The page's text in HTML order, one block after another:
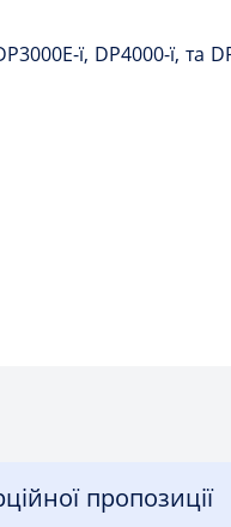
ї, DP4000-ї, та
пропозиції